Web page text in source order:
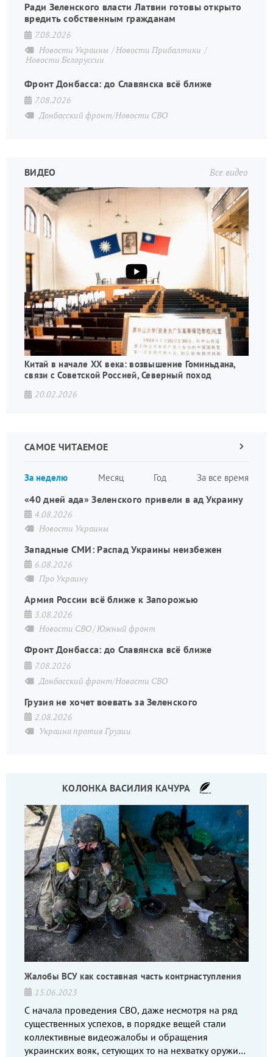
Ради Зеленского власти Латвии готовы открыто
вредить собственным гражданам
7.08.2026
Новости Украины
Новости Прибалтики
Новости Белоруссии
Фронт Донбасса: до Славянска всё ближе
7.08.2026
Донбасский фронт/Новости СВО
Все видео
ВИДЕО
Китай в начале XX века: возвышение Гоминьдана,
связи с Советской Россией, Северный поход
20.02.2026
САМОЕ ЧИТАЕМОЕ
За неделю Месяц Год За все время
Следующая
«40 дней ада» Зеленского привели в ад Украину
4.08.2026
Новости Украины
Западные СМИ: Распад Украины неизбежен
6.08.2026
Про Украину
Армия России всё ближе к Запорожью
3.08.2026
Новости СВО Южный фронт
Фронт Донбасса: до Славянска всё ближе
7.08.2026
Донбасский фронт/Новости СВО
Грузия не хочет воевать за Зеленского
2.08.2026
Украина против Грузии
КОЛОНКА ВАСИЛИЯ КАЧУРА
Жалобы ВСУ как составная часть контрнаступления
15.06.2023
С начала проведения СВО, даже несмотря на ряд
существенных успехов, в порядке вещей стали
коллективные видеожалобы и обращения
украинских вояк, сетующих то на нехватку оружия,